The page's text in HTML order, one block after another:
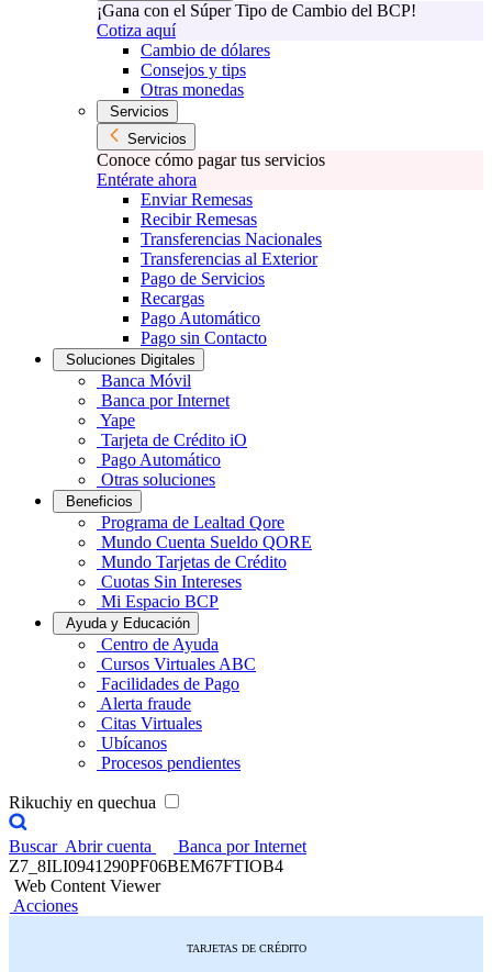
¡Gana con el Súper Tipo de Cambio del BCP!
Cotiza aquí
Cambio de dólares
Consejos y tips
Otras monedas
Servicios
Servicios
Conoce cómo pagar tus servicios
Entérate ahora
Enviar Remesas
Recibir Remesas
Transferencias Nacionales
Transferencias al Exterior
Pago de Servicios
Recargas
Pago Automático
Pago sin Contacto
Soluciones Digitales
Banca Móvil
Banca por Internet
Yape
Tarjeta de Crédito iO
Pago Automático
Otras soluciones
Beneficios
Programa de Lealtad Qore
Mundo Cuenta Sueldo QORE
Mundo Tarjetas de Crédito
Cuotas Sin Intereses
Mi Espacio BCP
Ayuda y Educación
Centro de Ayuda
Cursos Virtuales ABC
Facilidades de Pago
Alerta fraude
Citas Virtuales
Ubícanos
Procesos pendientes
Rikuchiy en quechua
Buscar Abrir cuenta
Banca por Internet
Z7_8ILI0941290PF06BEM67FTIOB4
Web Content Viewer
Acciones
TARJETAS DE CRÉDITO